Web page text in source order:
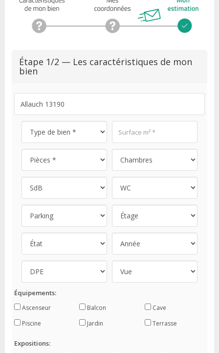
Étape 1/2 — Les caractéristiques de mon
bien
Équipements:
Ascenseur Balcon
Cave
Piscine
Jardin Terrasse
Expositions: